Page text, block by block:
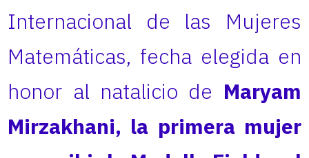
Internacional de las Mujeres
Matemáticas, fecha elegida en
honor al natalicio de Maryam
Mirzakhani, la primera mujer